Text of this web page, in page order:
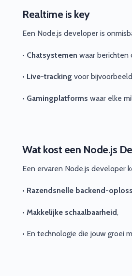
Realtime is key
Een Node.js developer is
• Chatsystemen waar berichten
• Live-tracking voor
• Gamingplatforms waar elke
Wat kost een Node.js
Een ervaren Node.js developer
• Razendsnelle backend-
• Makkelijke schaalbaarheid,
• En technologie die jouw groei